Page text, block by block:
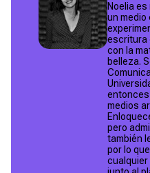
Noelia
un medio
escritura
con la
belleza.
medios
pero
también
por lo